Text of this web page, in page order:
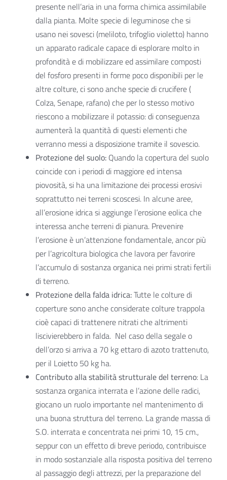
presente nell’aria in una forma chimica assimilabile
dalla pianta. Molte specie di leguminose che si
usano nei sovesci (meliloto, trifoglio violetto) hanno
un apparato radicale capace di esplorare molto in
profondità e di mobilizzare ed assimilare composti
del fosforo presenti in forme poco disponibili per le
altre colture, ci sono anche specie di crucifere (
Colza, Senape, rafano) che per lo stesso motivo
riescono a mobilizzare il potassio: di conseguenza
aumenterà la quantità di questi elementi che
verranno messi a disposizione tramite il sovescio.
Protezione del suolo: Quando la copertura del suolo
coincide con i periodi di maggiore ed intensa
piovosità, si ha una limitazione dei processi erosivi
soprattutto nei terreni scoscesi. In alcune aree,
all’erosione idrica si aggiunge l’erosione eolica che
interessa anche terreni di pianura. Prevenire
l’erosione è un’attenzione fondamentale, ancor più
per l’agricoltura biologica che lavora per favorire
l’accumulo di sostanza organica nei primi strati fertili
di terreno.
Protezione della falda idrica:Tutte le colture di
coperture sono anche considerate colture trappola
cioè capaci di trattenere nitrati che altrimenti
liscivierebbero in falda. Nel caso della segale o
dell’orzo si arriva a 70 kg ettaro di azoto trattenuto,
per il Loietto 50 kg ha.
Contributo alla stabilità strutturale del terreno: La
sostanza organica interrata e l’azione delle radici,
giocano un ruolo importante nel mantenimento di
una buona struttura del terreno. La grande massa di
S.O. interrata e concentrata nei primi 10, 15 cm.,
seppur con un effetto di breve periodo, contribuisce
in modo sostanziale alla risposta positiva del terreno
al passaggio degli attrezzi, per la preparazione del